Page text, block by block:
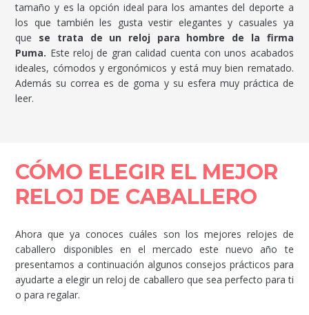
tamaño y es la opción ideal para los amantes del deporte a
los que también les gusta vestir elegantes y casuales ya
que se trata de un reloj para hombre de la firma
Puma. Este reloj de gran calidad cuenta con unos acabados
ideales, cómodos y ergonómicos y está muy bien rematado.
Además su correa es de goma y su esfera muy práctica de
leer.
CÓMO ELEGIR EL MEJOR
RELOJ DE CABALLERO
Ahora que ya conoces cuáles son los mejores relojes de
caballero disponibles en el mercado este nuevo año te
presentamos a continuación algunos consejos prácticos para
ayudarte a elegir un reloj de caballero que sea perfecto para ti
o para regalar.